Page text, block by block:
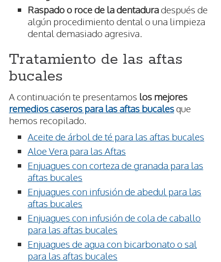
Raspado o roce de la dentaduradespués de
algún procedimiento dental o una limpieza
dental demasiado agresiva.
Tratamiento de las aftas
bucales
A continuación te presentamos los mejores
remedios caseros para las aftas bucalesque
hemos recopilado.
Aceite de árbol de té para las aftas bucales
Aloe Vera para las Aftas
Enjuagues con corteza de granada para las
aftas bucales
Enjuagues con infusión de abedul para las
aftas bucales
Enjuagues con infusión de cola de caballo
para las aftas bucales
Enjuagues de agua con bicarbonato o sal
para las aftas bucales